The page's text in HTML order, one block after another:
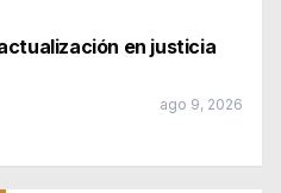
en justicia
ago 9, 2026